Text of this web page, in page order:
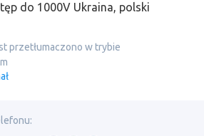
do 1000V Ukraina, polski
przetłumaczono w trybie